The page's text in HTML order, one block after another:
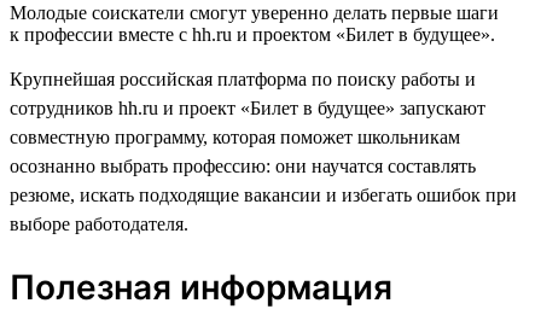
Молодые соискатели смогут уверенно делать первые шаги
к профессии вместе с hh.ru и проектом «Билет в будущее».
Крупнейшая российская платформа по поиску работы и
сотрудников hh.ru и проект «Билет в будущее» запускают
совместную программу, которая поможет школьникам
осознанно выбрать профессию: они научатся составлять
резюме, искать подходящие вакансии и избегать ошибок при
выборе работодателя.
Полезная информация